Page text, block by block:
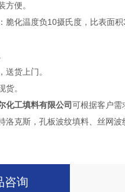
方便。
脆化温度负10摄氏度，比表面
送货上门。
货。
化工填料有限公司可根据客户需
洛克斯，孔板波纹填料、丝网
咨询